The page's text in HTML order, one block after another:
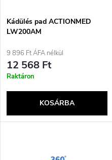
e
k
r
n
é
k
e
k
l
Kádülés pad ACTIONMED
LW200AM
9 896 Ft ÁFA nélkül
12 568 Ft
Raktáron
KOSÁRBA